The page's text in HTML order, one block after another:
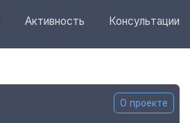
Активность Консультации
О проекте